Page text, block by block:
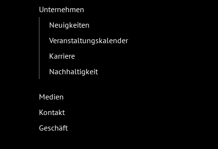
Unternehmen
Neuigkeiten
Veranstaltungskalender
Karriere
Nachhaltigkeit
Medien
Kontakt
Geschäft